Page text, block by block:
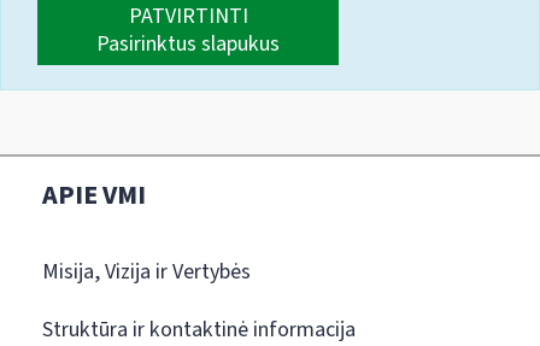
PATVIRTINTI
Pasirinktus slapukus
APIE VMI
Misija, Vizija ir Vertybės
Struktūra ir kontaktinė informacija